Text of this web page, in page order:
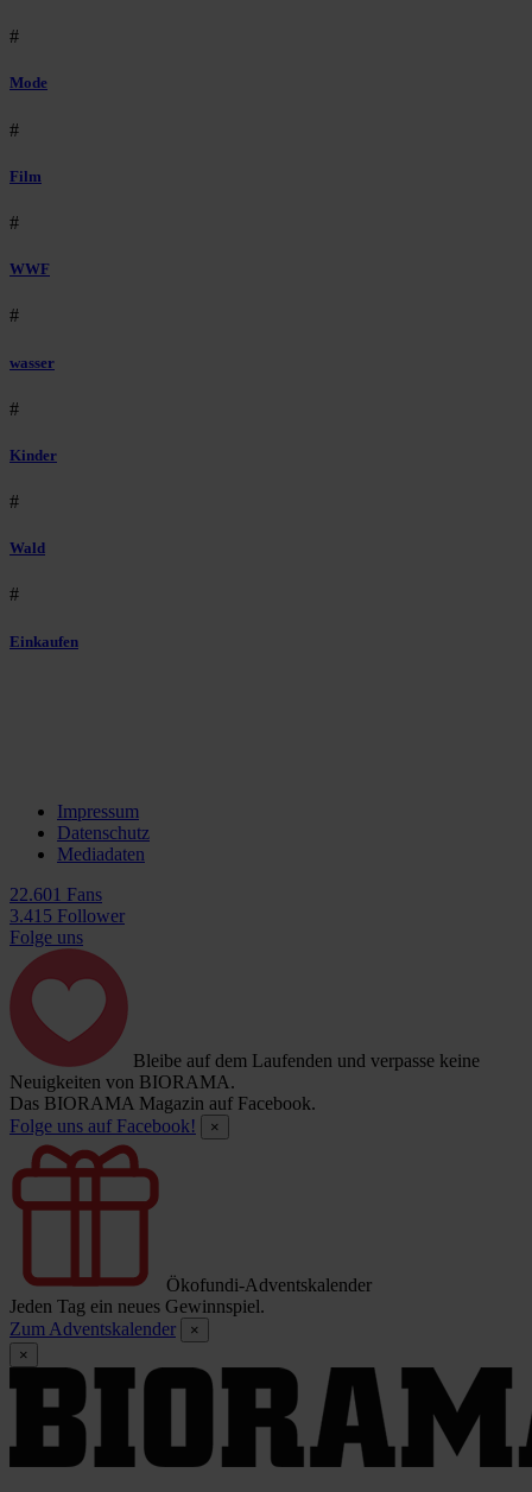
#
Mode
#
Film
#
WWF
#
wasser
#
Kinder
#
Wald
#
Einkaufen
Impressum
Datenschutz
Mediadaten
22.601 Fans
3.415 Follower
Folge uns
Bleibe auf dem Laufenden und verpasse keine
Neuigkeiten von BIORAMA.
Das BIORAMA Magazin auf Facebook.
Folge uns auf Facebook!
×
Ökofundi-Adventskalender
Jeden Tag ein neues Gewinnspiel.
Zum Adventskalender
×
×